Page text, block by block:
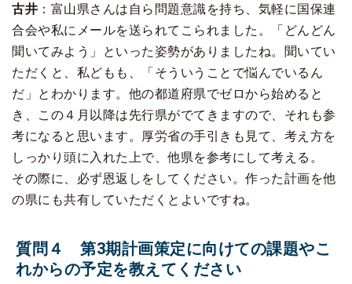
古井 ：富山県さんは自ら問題意識を持ち、気軽に国保連
合会や私にメールを送られてこられました。「どんどん
聞いてみよう」といった姿勢がありましたね。聞いてい
ただくと、私どもも、「そういうことで悩んでいるん
だ」とわかります。他の都道府県でゼロから始めると
き、この４月以降は先行県がでてきますので、それも参
考になると思います。厚労省の手引きも見て、考え方を
しっかり頭に入れた上で、他県を参考にして考える。
その際に、必ず恩返しをしてください。作った計画を他
の県にも共有していただくとよいですね。
質問４ 第3期計画策定に向けての課題やこ
れからの予定を教えてください